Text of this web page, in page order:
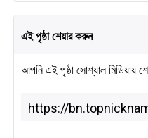
এই পৃষ্ঠা শেয়ার করুন
আপনি এই পৃষ্ঠা সোশ্যাল মিডিয়ায়